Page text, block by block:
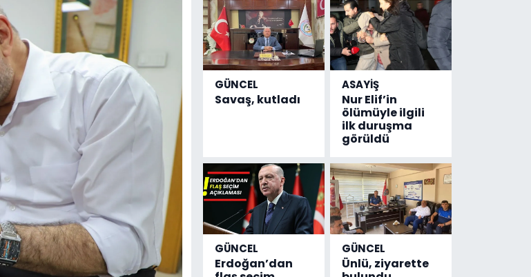
GÜNCEL
Savaş, kutladı
ASAYİŞ
Nur Elif’in
ölümüyle ilgili
ilk duruşma
görüldü
GÜNCEL
Erdoğan’dan
GÜNCEL
Ünlü, ziyarette